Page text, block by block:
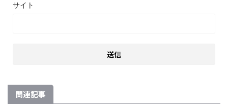
サイト
関連記事